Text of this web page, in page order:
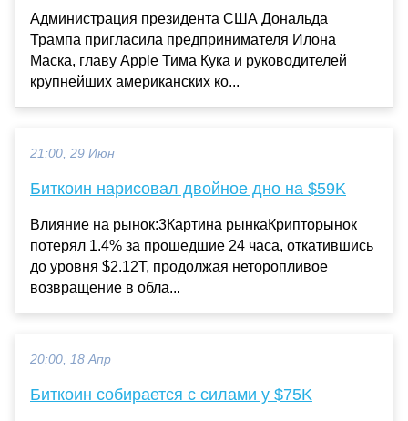
Администрация президента США Дональда
Трампа пригласила предпринимателя Илона
Маска, главу Apple Тима Кука и руководителей
крупнейших американских ко...
21:00, 29 Июн
Биткоин нарисовал двойное дно на $59K
Влияние на рынок:3Картина рынкаКрипторынок
потерял 1.4% за прошедшие 24 часа, откатившись
до уровня $2.12T, продолжая неторопливое
возвращение в обла...
20:00, 18 Апр
Биткоин собирается с силами у $75K